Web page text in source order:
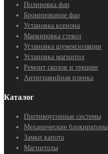
Полировка фар
Бронирование фар
Установка ксенона
Маркировка стекол
Установка шумоизоляции
Установка магнитол
Ремонт сколов и трещин
Антигравийная пленка
Каталог
Противоугонные системы
Механические блокираторы
Замки капота
Магнитолы